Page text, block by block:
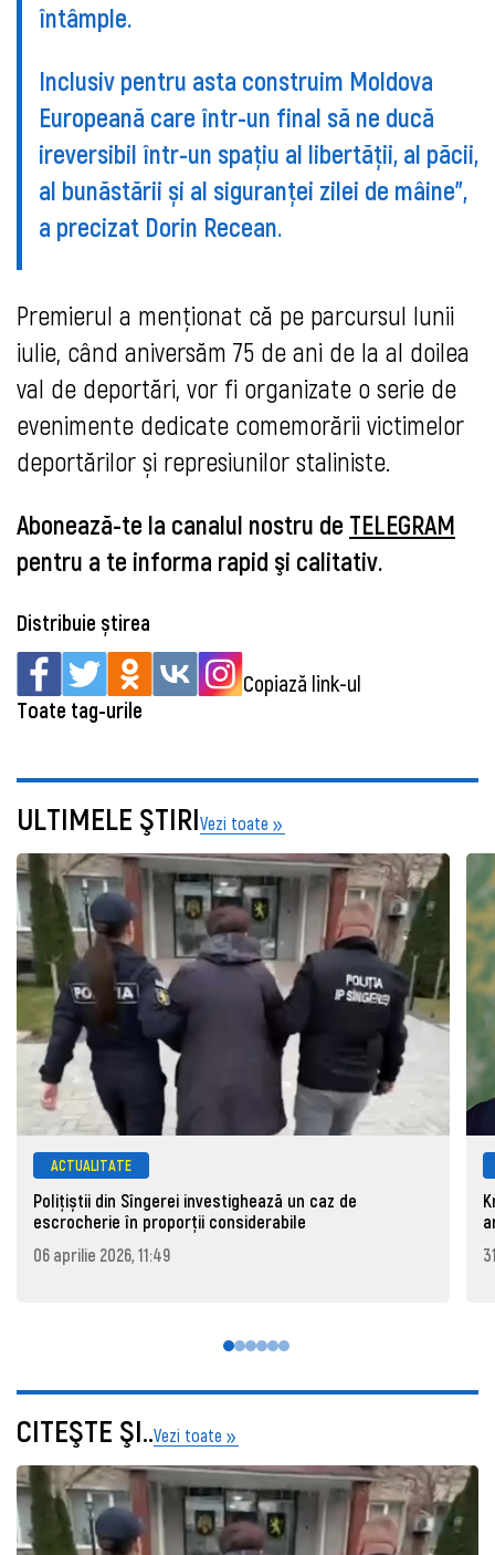
întâmple.
Inclusiv pentru asta construim Moldova
Europeană care într-un final să ne ducă
ireversibil într-un spațiu al libertății, al păcii,
al bunăstării și al siguranței zilei de mâine",
a precizat Dorin Recean.
Premierul a menționat că pe parcursul lunii
iulie, când aniversăm 75 de ani de la al doilea
val de deportări, vor fi organizate o serie de
evenimente dedicate comemorării victimelor
deportărilor și represiunilor staliniste.
Abonează-te la canalul nostru de TELEGRAM
pentru a te informa rapid şi calitativ.
Distribuie știrea
Copiază link-ul
Toate tag-urile
ULTIMELE ŞTIRIVezi toate
ACTUALITATE
Polițiștii din Sîngerei investighează un caz de
escrocherie în proporții considerabile
06 aprilie 2026, 11:49
CITEŞTE ŞI..Vezi toate